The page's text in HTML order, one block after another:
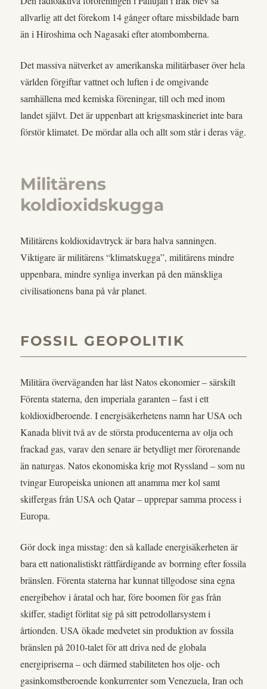
allvarlig att det förekom 14 gånger oftare missbildade barn
än i Hiroshima och Nagasaki efter atombomberna.
Det massiva nätverket av amerikanska militärbaser över hela
världen förgiftar vattnet och luften i de omgivande
samhällena med kemiska föreningar, till och med inom
landet självt. Det är uppenbart att krigsmaskineriet inte bara
förstör klimatet. De mördar alla och allt som står i deras väg.
Militärens
koldioxidskugga
Militärens koldioxidavtryck är bara halva sanningen.
Viktigare är militärens “klimatskugga”, militärens mindre
uppenbara, mindre synliga inverkan på den mänskliga
civilisationens bana på vår planet.
FOSSIL GEOPOLITIK
Militära överväganden har låst Natos ekonomier – särskilt
Förenta staterna, den imperiala garanten – fast i ett
koldioxidberoende. I energisäkerhetens namn har USA och
Kanada blivit två av de största producenterna av olja och
frackad gas, varav den senare är betydligt mer förorenande
än naturgas. Natos ekonomiska krig mot Ryssland – som nu
tvingar Europeiska unionen att anamma mer kol samt
skiffergas från USA och Qatar – upprepar samma process i
Europa.
Gör dock inga misstag: den så kallade energisäkerheten är
bara ett nationalistiskt rättfärdigande av borrning efter fossila
bränslen. Förenta staterna har kunnat tillgodose sina egna
energibehov i åratal och har, före boomen för gas från
skiffer, stadigt förlitat sig på sitt petrodollarsystem i
årtionden. USA ökade medvetet sin produktion av fossila
bränslen på 2010-talet för att driva ned de globala
energipriserna – och därmed stabiliteten hos olje- och
gasinkomstberoende konkurrenter som Venezuela, Iran och